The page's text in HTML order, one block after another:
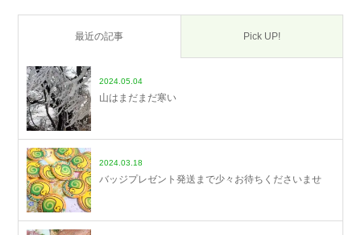
最近の記事 Pick UP!
2024.05.04
山はまだまだ寒い
2024.03.18
バッジプレゼント発送まで少々お待ちくださいませ